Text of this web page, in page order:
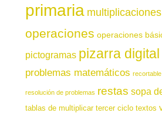
primaria multiplicaciones
operaciones operaciones
pictogramas pizarra digital
problemas matemáticos recortable
resolución de problemas restas sopa
tablas de multiplicar tercer ciclo textos